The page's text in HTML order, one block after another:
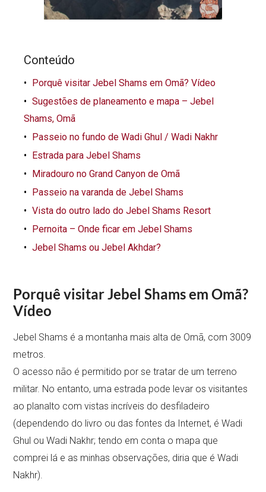
Conteúdo
Porquê visitar Jebel Shams em Omã? Vídeo
Sugestões de planeamento e mapa – Jebel
Shams, Omã
Passeio no fundo de Wadi Ghul / Wadi Nakhr
Estrada para Jebel Shams
Miradouro no Grand Canyon de Omã
Passeio na varanda de Jebel Shams
Vista do outro lado do Jebel Shams Resort
Pernoita – Onde ficar em Jebel Shams
Jebel Shams ou Jebel Akhdar?
Porquê visitar Jebel Shams em Omã?
Vídeo
Jebel Shams é a montanha mais alta de Omã, com 3009
metros.
O acesso não é permitido por se tratar de um terreno
militar. No entanto, uma estrada pode levar os visitantes
ao planalto com vistas incríveis do desfiladeiro
(dependendo do livro ou das fontes da Internet, é Wadi
Ghul ou Wadi Nakhr; tendo em conta o mapa que
comprei lá e as minhas observações, diria que é Wadi
Nakhr).